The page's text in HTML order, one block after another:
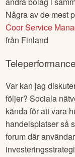
Några av de mest
Coor Service
från Finland
Teleperformance
Var kan jag
följer? Sociala
kända för att vara
handelsplatser så
forum där